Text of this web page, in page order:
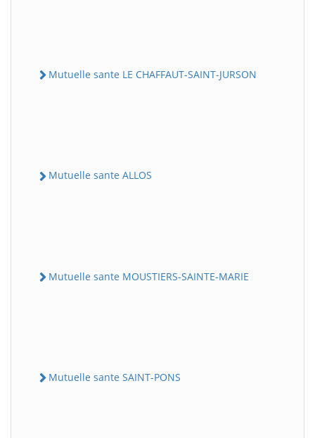
Mutuelle sante LE CHAFFAUT-SAINT-JURSON
Mutuelle sante ALLOS
Mutuelle sante MOUSTIERS-SAINTE-MARIE
Mutuelle sante SAINT-PONS